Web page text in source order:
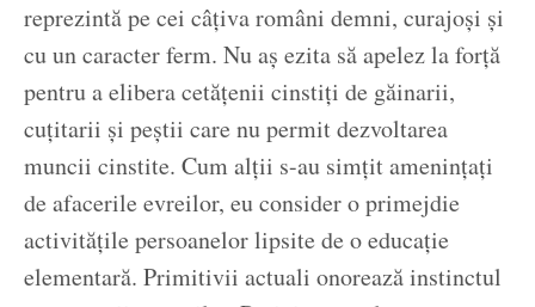
reprezintă pe cei câțiva români demni, curajoși și
cu un caracter ferm. Nu aș ezita să apelez la forță
pentru a elibera cetățenii cinstiți de găinarii,
cuțitarii și peștii care nu permit dezvoltarea
muncii cinstite. Cum alții s-au simțit amenințați
de afacerile evreilor, eu consider o primejdie
activitățile persoanelor lipsite de o educație
elementară. Primitivii actuali onorează instinctul